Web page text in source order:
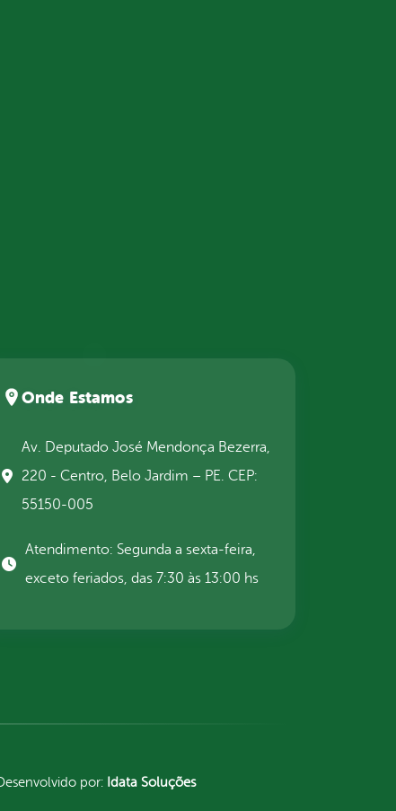
Onde Estamos
Av. Deputado José Mendonça Bezerra,
220 - Centro, Belo Jardim – PE. CEP:
55150-005
Atendimento: Segunda a sexta-feira,
exceto feriados, das 7:30 às 13:00 hs
por: Idata Soluções